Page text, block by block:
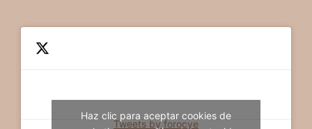
Tweets by forocye
Haz clic para aceptar cookies de